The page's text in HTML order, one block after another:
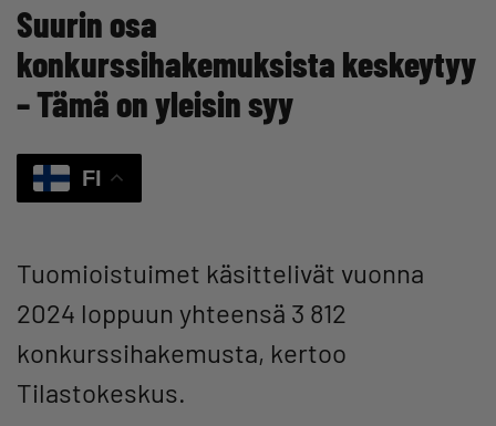
Suurin osa
konkurssihakemuksista keskeytyy
– Tämä on yleisin syy
FI
Tuomioistuimet käsittelivät vuonna
2024 loppuun yhteensä 3 812
konkurssihakemusta, kertoo
Tilastokeskus.